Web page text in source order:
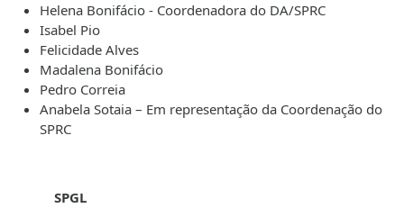
Helena Bonifácio - Coordenadora do DA/SPRC
Isabel Pio
Felicidade Alves
Madalena Bonifácio
Pedro Correia
Anabela Sotaia – Em representação da Coordenação do
SPRC
SPGL